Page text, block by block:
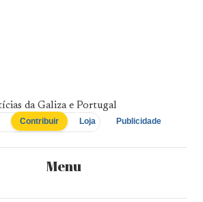
da Galiza e Portugal
Contribuir Loja Publicidade
Menu